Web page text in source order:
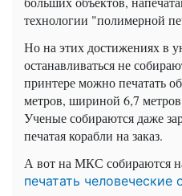
технологии "полимерной
Но на этих достижениях в
останавливаться не
принтере можно печатать
метров, шириной 6,7
Ученые собираются даже
печатая корабли на заказ.
А вот на МКС собираются
печатать человеческие